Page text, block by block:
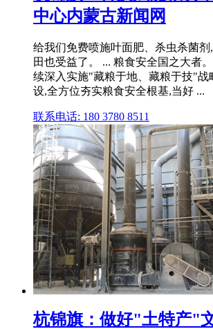
中心内蒙古新闻网
给我们免费喷施叶面肥、杀虫杀菌剂
田也受益了。 ... 粮食安全国之大者
续深入实施"藏粮于地、藏粮于技"战
设,全方位夯实粮食安全根基,当好 ...
联系电话: 180 3780 8511
杭锦旗：做好"土特产"